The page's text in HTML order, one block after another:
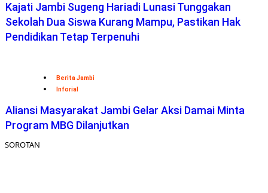
Kajati Jambi Sugeng Hariadi Lunasi Tunggakan
Sekolah Dua Siswa Kurang Mampu, Pastikan Hak
Pendidikan Tetap Terpenuhi
Berita Jambi
Inforial
Aliansi Masyarakat Jambi Gelar Aksi Damai Minta
Program MBG Dilanjutkan
SOROTAN